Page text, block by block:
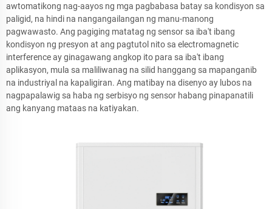
awtomatikong nag-aayos ng mga pagbabasa batay sa kondisyon sa
paligid, na hindi na nangangailangan ng manu-manong
pagwawasto. Ang pagiging matatag ng sensor sa iba't ibang
kondisyon ng presyon at ang pagtutol nito sa electromagnetic
interference ay ginagawang angkop ito para sa iba't ibang
aplikasyon, mula sa maliliwanag na silid hanggang sa mapanganib
na industriyal na kapaligiran. Ang matibay na disenyo ay lubos na
nagpapalawig sa haba ng serbisyo ng sensor habang pinapanatili
ang kanyang mataas na katiyakan.